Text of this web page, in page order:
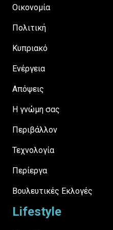
Οικονομία
Πολιτική
Κυπριακό
Ενέργεια
Απόψεις
H γνώμη σας
Περιβάλλον
Τεχνολογία
Περίεργα
Βουλευτικές Εκλογές
Lifestyle